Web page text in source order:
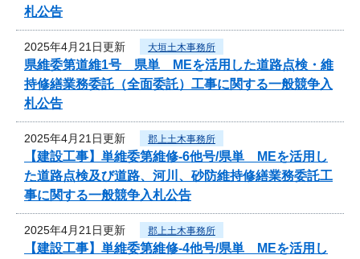
札公告
2025年4月21日更新 大垣土木事務所
県維委第道維1号 県単 MEを活用した道路点検・維
持修繕業務委託（全面委託）工事に関する一般競争入
札公告
2025年4月21日更新 郡上土木事務所
【建設工事】単維委第維修‐6他号/県単 MEを活用し
た道路点検及び道路、河川、砂防維持修繕業務委託工
事に関する一般競争入札公告
2025年4月21日更新 郡上土木事務所
【建設工事】単維委第維修‐4他号/県単 MEを活用し